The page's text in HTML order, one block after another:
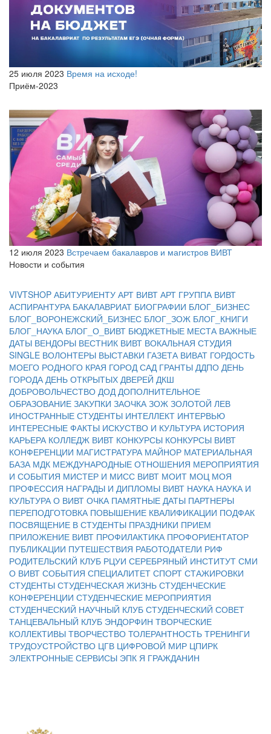
25 июля 2023 Время на исходе!
Приём-2023
12 июля 2023 Встречаем бакалавров и магистров ВИВТ
Новости и события
VIVTSHOP АБИТУРИЕНТУ АРТ ВИВТ АРТ ГРУППА ВИВТ
АСПИРАНТУРА БАКАЛАВРИАТ БИОГРАФИИ БЛОГ_БИЗНЕС
БЛОГ_ВОРОНЕЖСКИЙ_БИЗНЕС БЛОГ_ЗОЖ БЛОГ_КНИГИ
БЛОГ_НАУКА БЛОГ_О_ВИВТ БЮДЖЕТНЫЕ МЕСТА ВАЖНЫЕ
ДАТЫ ВЕНДОРЫ ВЕСТНИК ВИВТ ВОКАЛЬНАЯ СТУДИЯ
SINGLE ВОЛОНТЕРЫ ВЫСТАВКИ ГАЗЕТА ВИВАТ ГОРДОСТЬ
МОЕГО РОДНОГО КРАЯ ГОРОД САД ГРАНТЫ ДДПО ДЕНЬ
ГОРОДА ДЕНЬ ОТКРЫТЫХ ДВЕРЕЙ ДКШ
ДОБРОВОЛЬЧЕСТВО ДОД ДОПОЛНИТЕЛЬНОЕ
ОБРАЗОВАНИЕ ЗАКУПКИ ЗАОЧКА ЗОЖ ЗОЛОТОЙ ЛЕВ
ИНОСТРАННЫЕ СТУДЕНТЫ ИНТЕЛЛЕКТ ИНТЕРВЬЮ
ИНТЕРЕСНЫЕ ФАКТЫ ИСКУСТВО И КУЛЬТУРА ИСТОРИЯ
КАРЬЕРА КОЛЛЕДЖ ВИВТ КОНКУРСЫ КОНКУРСЫ ВИВТ
КОНФЕРЕНЦИИ МАГИСТРАТУРА МАЙНОР МАТЕРИАЛЬНАЯ
БАЗА МДК МЕЖДУНАРОДНЫЕ ОТНОШЕНИЯ МЕРОПРИЯТИЯ
И СОБЫТИЯ МИСТЕР И МИСС ВИВТ МОИТ МОЦ МОЯ
ПРОФЕССИЯ НАГРАДЫ И ДИПЛОМЫ ВИВТ НАУКА НАУКА И
КУЛЬТУРА О ВИВТ ОЧКА ПАМЯТНЫЕ ДАТЫ ПАРТНЕРЫ
ПЕРЕПОДГОТОВКА ПОВЫШЕНИЕ КВАЛИФИКАЦИИ ПОДФАК
ПОСВЯЩЕНИЕ В СТУДЕНТЫ ПРАЗДНИКИ ПРИЕМ
ПРИЛОЖЕНИЕ ВИВТ ПРОФИЛАКТИКА ПРОФОРИЕНТАТОР
ПУБЛИКАЦИИ ПУТЕШЕСТВИЯ РАБОТОДАТЕЛИ РИФ
РОДИТЕЛЬСКИЙ КЛУБ РЦУИ СЕРЕБРЯНЫЙ ИНСТИТУТ СМИ
О ВИВТ СОБЫТИЯ СПЕЦИАЛИТЕТ СПОРТ СТАЖИРОВКИ
СТУДЕНТЫ СТУДЕНЧЕСКАЯ ЖИЗНЬ СТУДЕНЧЕСКИЕ
КОНФЕРЕНЦИИ СТУДЕНЧЕСКИЕ МЕРОПРИЯТИЯ
СТУДЕНЧЕСКИЙ НАУЧНЫЙ КЛУБ СТУДЕНЧЕСКИЙ СОВЕТ
ТАНЦЕВАЛЬНЫЙ КЛУБ ЭНДОРФИН ТВОРЧЕСКИЕ
КОЛЛЕКТИВЫ ТВОРЧЕСТВО ТОЛЕРАНТНОСТЬ ТРЕНИНГИ
ТРУДОУСТРОЙСТВО ЦГВ ЦИФРОВОЙ МИР ЦПИРК
ЭЛЕКТРОННЫЕ СЕРВИСЫ ЭПК Я ГРАЖДАНИН